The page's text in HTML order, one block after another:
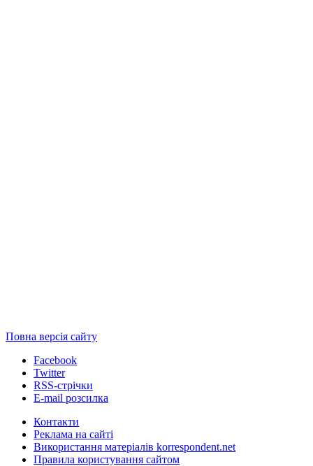
Повна версія сайту
Facebook
Twitter
RSS-стрічки
E-mail розсилка
Контакти
Реклама на сайті
Використання матеріалів korrespondent.net
Правила користування сайтом